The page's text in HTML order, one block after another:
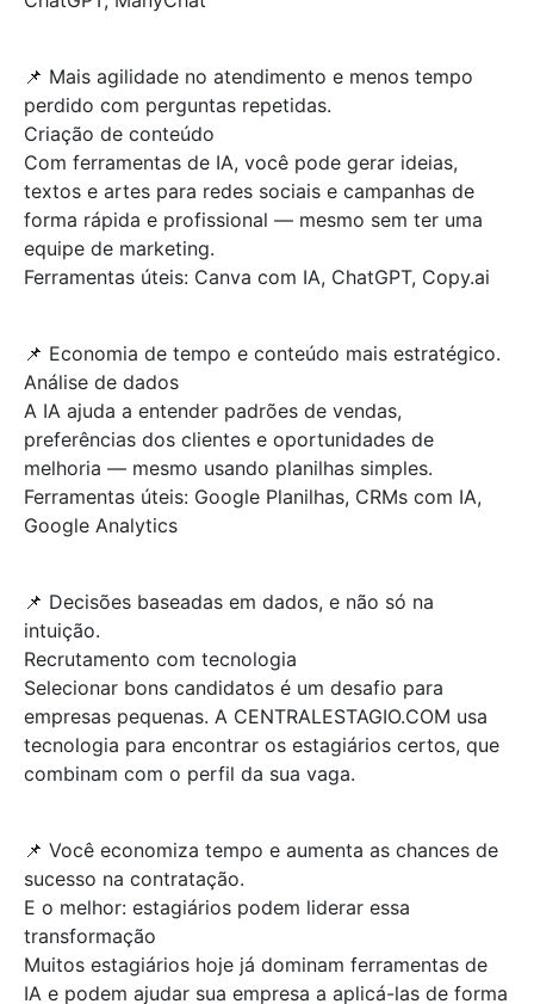
📌 Mais agilidade no atendimento e menos tempo
perdido com perguntas repetidas.
Criação de conteúdo
Com ferramentas de IA, você pode gerar ideias,
textos e artes para redes sociais e campanhas de
forma rápida e profissional — mesmo sem ter uma
equipe de marketing.
Ferramentas úteis: Canva com IA, ChatGPT, Copy.ai
📌 Economia de tempo e conteúdo mais estratégico.
Análise de dados
A IA ajuda a entender padrões de vendas,
preferências dos clientes e oportunidades de
melhoria — mesmo usando planilhas simples.
Ferramentas úteis: Google Planilhas, CRMs com IA,
Google Analytics
📌 Decisões baseadas em dados, e não só na
intuição.
Recrutamento com tecnologia
Selecionar bons candidatos é um desafio para
empresas pequenas. A CENTRALESTAGIO.COM usa
tecnologia para encontrar os estagiários certos, que
combinam com o perfil da sua vaga.
📌 Você economiza tempo e aumenta as chances de
sucesso na contratação.
E o melhor: estagiários podem liderar essa
transformação
Muitos estagiários hoje já dominam ferramentas de
IA e podem ajudar sua empresa a aplicá-las de forma